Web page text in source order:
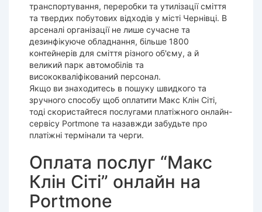
транспортування, переробки та утилізації сміття
та твердих побутових відходів у місті Чернівці. В
арсеналі організації не лише сучасне та
дезинфікуюче обладнання, більше 1800
контейнерів для сміття різного об'єму, а й
великий парк автомобілів та
висококваліфікований персонал.
Якщо ви знаходитесь в пошуку швидкого та
зручного способу щоб оплатити Макс Клін Сіті,
тоді скористайтеся послугами платіжного онлайн-
сервісу Portmone та назавжди забудьте про
платіжні термінали та черги.
Оплата послуг “Макс
Клін Сіті” онлайн на
Portmone